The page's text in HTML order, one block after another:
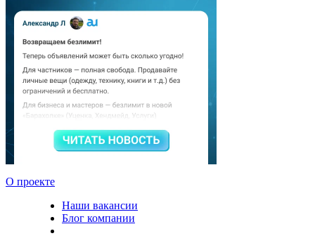
О проекте
Наши вакансии
Блог компании